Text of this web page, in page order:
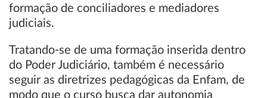
formação de conciliadores e mediadores
judiciais.
Tratando-se de uma formação inserida dentro
do Poder Judiciário, também é necessário
seguir as diretrizes pedagógicas da Enfam, de
modo que o curso busca dar autonomia